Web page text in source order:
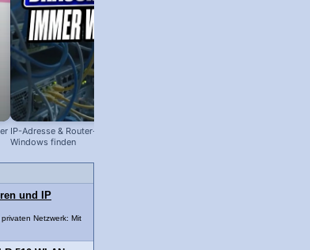
IP-Adresse & Router-Adresse in
Windows finden
und IP
Netzwerk: Mit